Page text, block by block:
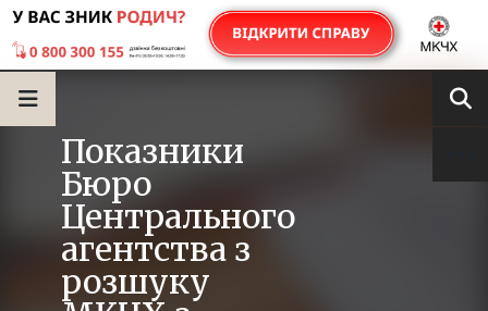
Показники
Бюро
Центрального
агентства з
розшуку